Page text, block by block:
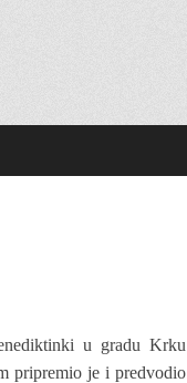
u gradu Krku
pripremio je i predvodio